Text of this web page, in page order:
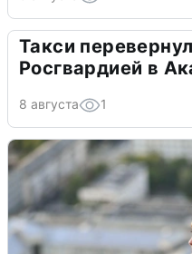
Такси
Росгвардией в
8 августа 1